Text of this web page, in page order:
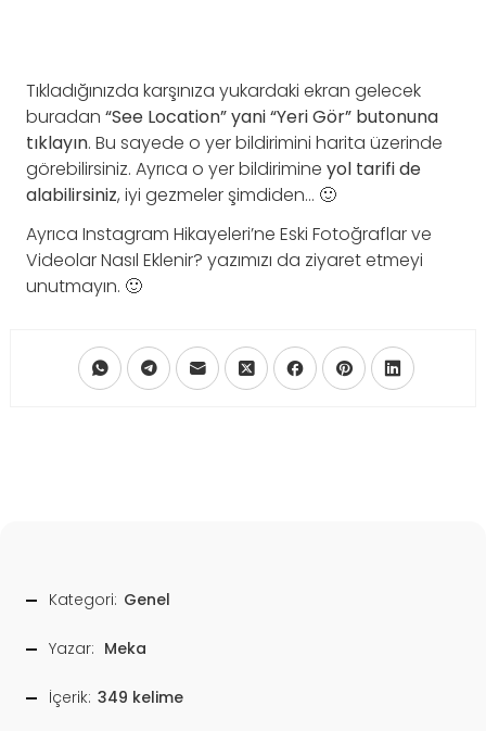
Tıkladığınızda karşınıza yukardaki ekran gelecek
buradan “See Location” yani “Yeri Gör” butonuna
tıklayın. Bu sayede o yer bildirimini harita üzerinde
görebilirsiniz. Ayrıca o yer bildirimine yol tarifi de
alabilirsiniz, iyi gezmeler şimdiden… 🙂
Ayrıca Instagram Hikayeleri’ne Eski Fotoğraflar ve
Videolar Nasıl Eklenir? yazımızı da ziyaret etmeyi
unutmayın. 🙂
Kategori: Genel
Yazar: Meka
İçerik: 349 kelime